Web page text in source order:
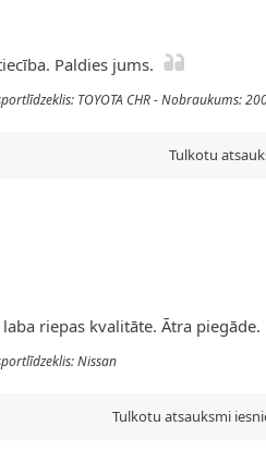
Paldies jums.
TOYOTA CHR - Nobraukums:
Tulkotu
riepas kvalitāte. Ātra piegāde.
Nissan
Tulkotu atsauksmi